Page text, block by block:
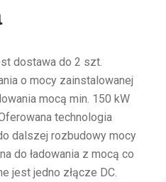
dostawa do 2 szt.
o mocy zainstalowanej
mocą min. 150 kW
technologia
dalszej rozbudowy mocy
do ładowania z mocą co
jest jedno złącze DC.